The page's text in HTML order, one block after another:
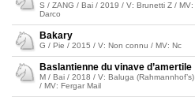
S / ZANG / Bai / 2019 / V: Brunetti Z / MV:
Darco
Bakary
G / Pie / 2015 / V: Non connu / MV: Nc
Baslantienne du vinave d’amertile
M / Bai / 2018 / V: Baluga (Rahmannhof’s)
/ MV: Fergar Mail